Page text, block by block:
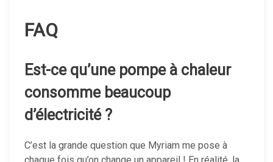
FAQ
Est-ce qu’une pompe à chaleur
consomme beaucoup
d’électricité ?
C’est la grande question que Myriam me pose à
chaque fois qu’on change un appareil ! En réalité, la